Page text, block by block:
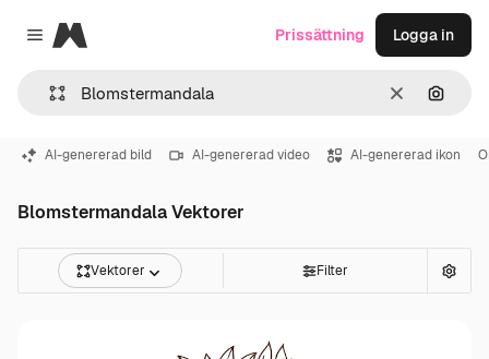
Close menu
Magnific
RensaSök
Prissättning Logga in
AI-genererad bild AI-genererad video AI-genererad ikon
Blomstermandala Vektorer
Vektorer Filter